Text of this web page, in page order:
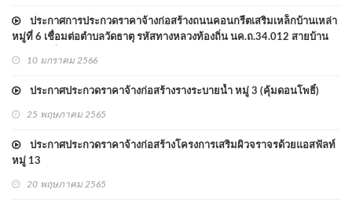
ประกาศการประกวดราคาจ้างก่อสร้างถนนคอนกรีตเสริมเหล็กบ้านเหล่า
หมู่ที่ 6 เชื่อมต่อตำบลวัดธาตุ รหัสทางหลวงท้องถิ่น นค.ถ.34.012 สายบ้าน
10 มกราคม 2566
ประกาศประกวดราคาจ้างก่อสร้างรางระบายน้ำ หมู่ 3 (คุ้มดอนโพธิ์)
25 พฤษภาคม 2565
ประกาศประกวดราคาจ้างก่อสร้างโครงการเสริมผิวจราจรด้วยแอสฟัลท์
หมู่ 13
20 พฤษภาคม 2565